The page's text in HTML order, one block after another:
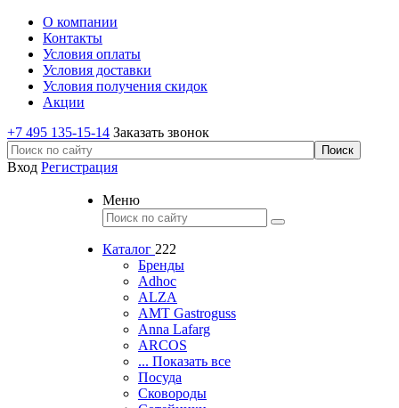
О компании
Контакты
Условия оплаты
Условия доставки
Условия получения скидок
Акции
+7 495 135-15-14 Заказать звонок
Вход Регистрация
Меню
Каталог 222
Бренды
Adhoc
ALZA
AMT Gastroguss
Anna Lafarg
ARCOS
... Показать все
Посуда
Сковороды